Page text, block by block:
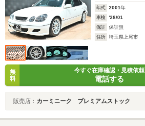
年式 2001年
車検
'28/01
保証
保証無
住所
埼玉県上尾市
無
料
今すぐ在庫確認・見積依頼
電話する
販売店： カーミニーク プレミアムストック